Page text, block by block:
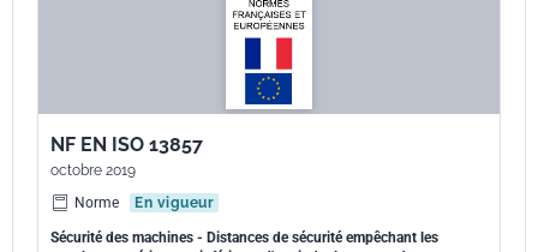
NF EN ISO 13857
octobre 2019
Norme
En vigueur
Sécurité des machines - Distances de sécurité empêchant les